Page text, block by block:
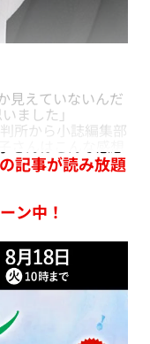
見えていないんだ
ました」
所から小誌編集部
記事が読み放題
ン中！